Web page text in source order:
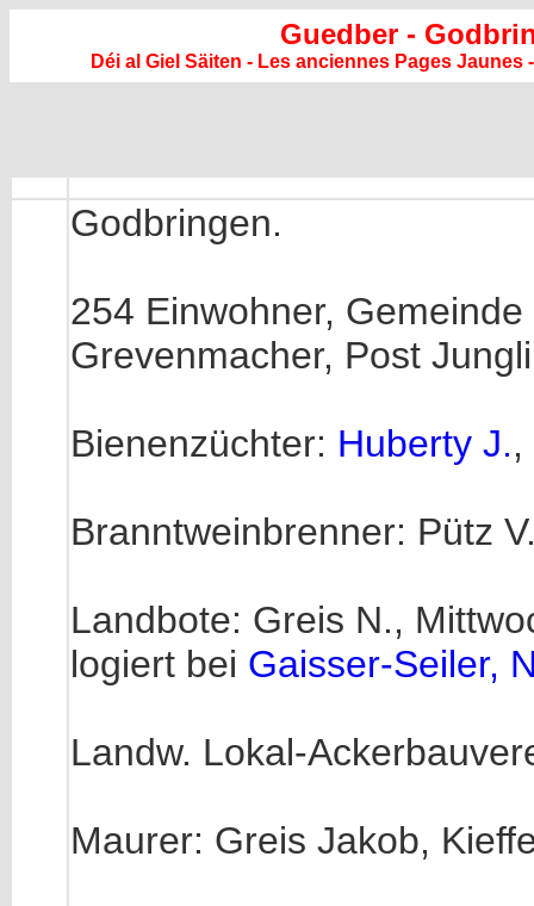
Guedber -
Déi al Giel Säiten - Les anciennes Pages
Godbringen.
254 Einwohner,
Grevenmacher, Post
Bienenzüchter: Huberty J.
Branntweinbrenner: Pütz
Landbote: Greis N.,
logiert bei Gaisser-Seiler,
Landw. Lokal-
Maurer: Greis Jakob,